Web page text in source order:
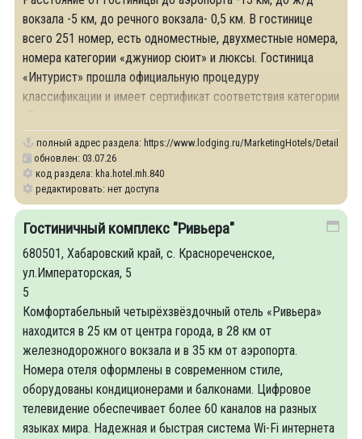
вокзала -5 км, до речного вокзала- 0,5 км. В гостинице
всего 251 номер, есть одноместные, двухместные номера,
номера категории «джуниор сюит» и люксы. Гостиница
«Интурист» прошла официальную процедуру
классификации и имеет сертификат соответствия категории
полный адрес раздела: https://www.lodging.ru/MarketingHotels/Details/840
обновлен: 03.07.26
код раздела: kha.hotel.mh.840
редактировать: нет доступа
Гостиничный комплекс "Ривьера"
680501, Хабаровский край, с. Краснореченское,
ул.Императорская, 5
5
Комфортабельный четырёхзвёздочный отель «Ривьера»
находится в 25 км от центра города, в 28 км от
железнодорожного вокзала и в 35 км от аэропорта.
Номера отеля оформлены в современном стиле,
оборудованы кондиционерами и балконами. Цифровое
телевидение обеспечивает более 60 каналов на разных
языках мира. Надежная и быстрая система Wi-Fi интернета